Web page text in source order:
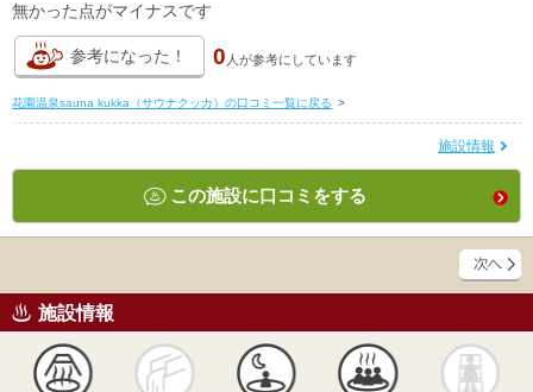
無かった点がマイナスです
参考になった！ 0 人が参考にしています
花園温泉sauna kukka（サウナクッカ）の口コミ一覧に戻る >
施設情報
この施設に口コミをする
施設情報
かけ流し 露天風呂 貸切風呂